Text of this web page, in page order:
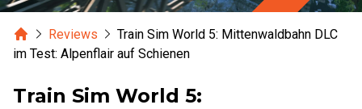
HomeReviews
Train Sim World 5: Mittenwaldbahn DLC
im Test: Alpenflair auf Schienen
Train Sim World 5: